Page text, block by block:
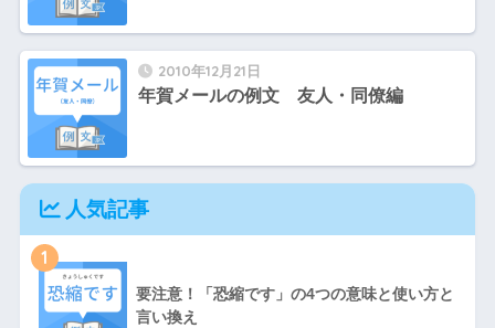
2010年12月21日
年賀メールの例文 友人・同僚編
人気記事
1
要注意！「恐縮です」の4つの意味と使い方と
言い換え